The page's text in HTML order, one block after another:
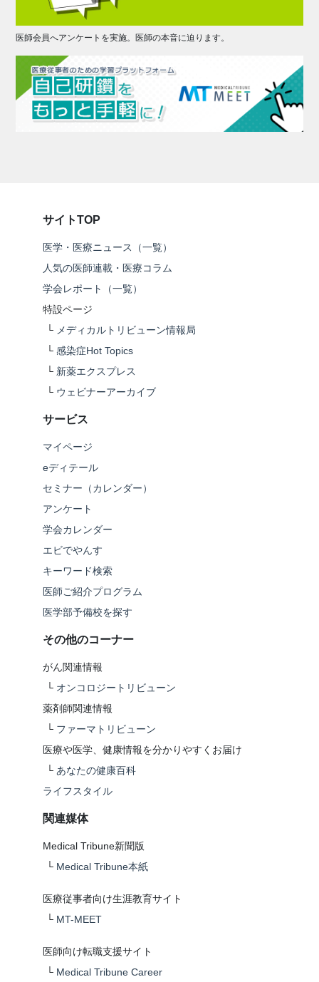
医師会員へアンケートを実施。医師の本音に迫ります。
サイトTOP
医学・医療ニュース（一覧）
人気の医師連載・医療コラム
学会レポート（一覧）
特設ページ
└ メディカルトリビューン情報局
└ 感染症Hot Topics
└ 新薬エクスプレス
└ ウェビナーアーカイブ
サービス
マイページ
eディテール
セミナー（カレンダー）
アンケート
学会カレンダー
エビでやんす
キーワード検索
医師ご紹介プログラム
医学部予備校を探す
その他のコーナー
がん関連情報
└ オンコロジートリビューン
薬剤師関連情報
└ ファーマトリビューン
医療や医学、健康情報を分かりやすくお届け
└ あなたの健康百科
ライフスタイル
関連媒体
Medical Tribune新聞版
└ Medical Tribune本紙
医療従事者向け生涯教育サイト
└ MT-MEET
医師向け転職支援サイト
└ Medical Tribune Career